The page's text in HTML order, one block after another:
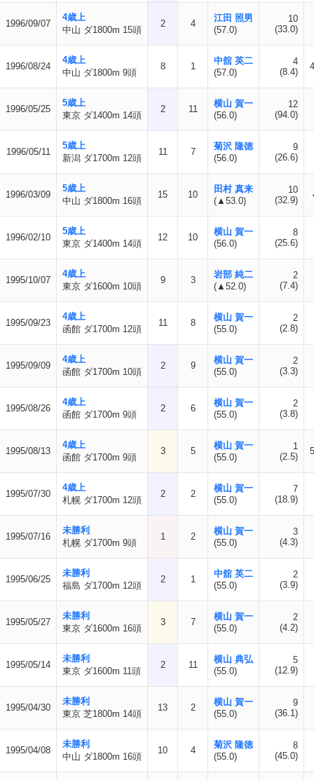
1996/09/07
4歳上
中山 ダ1800m 15頭
2 4
江田 照男
(57.0)
10
(33.0)
1996/08/24
4歳上
中山 ダ1800m 9頭
8 1
中舘 英二
(57.0)
4
(8.4)
1996/05/25
5歳上
東京 ダ1400m 14頭
2 11
横山 賀一
(56.0)
12
(94.0)
1996/05/11
5歳上
新潟 ダ1700m 12頭
11 7
菊沢 隆徳
(56.0)
9
(26.6)
1996/03/09
5歳上
中山 ダ1800m 16頭
15 10
田村 真来
(▲53.0)
10
(32.9)
1996/02/10
5歳上
東京 ダ1400m 14頭
12 10
横山 賀一
(56.0)
8
(25.6)
1995/10/07
4歳上
東京 ダ1600m 10頭
9 3
岩部 純二
(▲52.0)
2
(7.4)
1995/09/23
4歳上
函館 ダ1700m 12頭
11 8
横山 賀一
(55.0)
2
(2.8)
1995/09/09
4歳上
函館 ダ1700m 10頭
2 9
横山 賀一
(55.0)
2
(3.3)
1995/08/26
4歳上
函館 ダ1700m 9頭
2 6
横山 賀一
(55.0)
2
(3.8)
1995/08/13
4歳上
函館 ダ1700m 9頭
3 5
横山 賀一
(55.0)
1
(2.5)
1995/07/30
4歳上
札幌 ダ1700m 12頭
2 2
横山 賀一
(55.0)
7
(18.9)
1995/07/16
未勝利
札幌 ダ1700m 9頭
1 2
横山 賀一
(55.0)
3
(4.3)
1995/06/25
未勝利
福島 ダ1700m 12頭
2 1
中舘 英二
(55.0)
2
(3.9)
1995/05/27
未勝利
東京 ダ1600m 16頭
3 7
横山 賀一
(55.0)
2
(4.2)
1995/05/14
未勝利
東京 ダ1600m 11頭
2 11
横山 典弘
(55.0)
5
(12.9)
1995/04/30
未勝利
東京 芝1800m 14頭
13 2
横山 賀一
(55.0)
9
(36.1)
1995/04/08
未勝利
中山 ダ1800m 16頭
10 4
菊沢 隆徳
(55.0)
8
(45.0)